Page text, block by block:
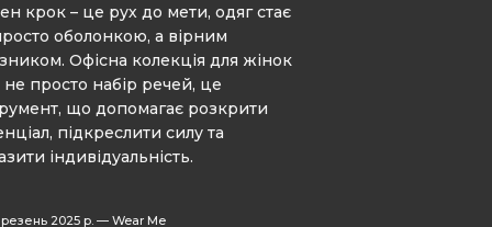
крок – це рух до мети, одяг стає
оболонкою, а вірним
Офісна колекція для жінок
не просто набір речей, це
що допомагає розкрити
підкреслити силу та
індивідуальність.
2025 р. —Wear Me